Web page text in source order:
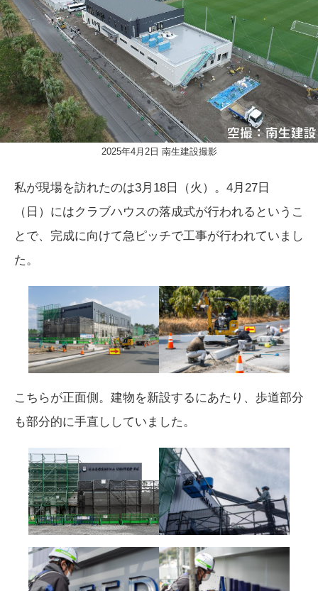
2025年4月2日 南生建設撮影
私が現場を訪れたのは3月18日（火）。4月27日
（日）にはクラブハウスの落成式が行われるというこ
とで、完成に向けて急ピッチで工事が行われていまし
た。
こちらが正面側。建物を新設するにあたり、歩道部分
も部分的に手直ししていました。